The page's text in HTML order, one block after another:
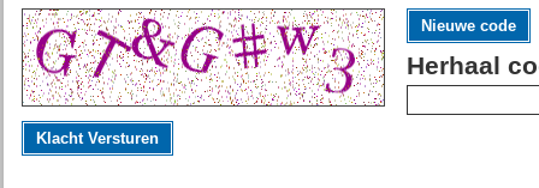
Nieuwe code
Herhaal
Klacht Versturen